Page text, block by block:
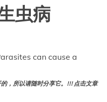
虫病
can cause a
，所以请随时分享它。!!! 点击文章